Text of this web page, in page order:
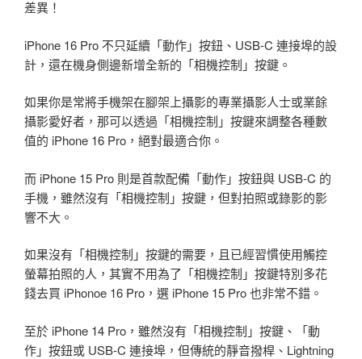
差異！
iPhone 16 Pro 不只延續「動作」按鈕、USB-C 連接埠的設
計，還在機身側邊新增全新的「相機控制」按鍵。
如果你是常將手機架在腳架上攝影的專業攝影人士或業餘
攝影愛好者，那可以透過「相機控制」按鍵來調整各種數
值的 iPhone 16 Pro，絕對最適合你。
而 iPhone 15 Pro 則是首款配備「動作」按鈕與 USB-C 的
手機，雖然沒有「相機控制」按鍵，但對拍照或錄影的影
響不大。
如果沒有「相機控制」按鍵的需要，且已經習慣使用觸控
螢幕拍照的人，其實不用為了「相機控制」按鍵特別多花
錢去買 iPhonoe 16 Pro，選 iPhone 15 Pro 也非常不錯。
至於 iPhone 14 Pro，雖然沒有「相機控制」按鍵、「動
作」按鈕或 USB-C 連接埠，但傳統的靜音撥桿、Lightning